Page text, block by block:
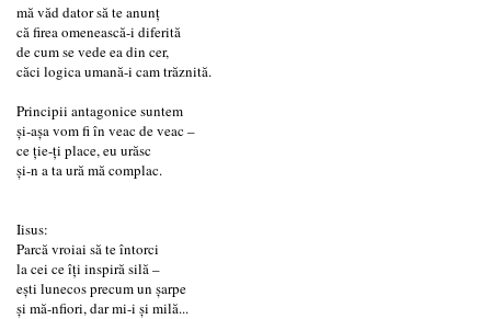
mă văd dator să te anunţ
că firea omenească-i diferită
de cum se vede ea din cer,
căci logica umană-i cam trăznită.
Principii antagonice suntem
şi-aşa vom fi în veac de veac –
ce ţie-ţi place, eu urăsc
şi-n a ta ură mă complac.
Iisus:
Parcă vroiai să te întorci
la cei ce îţi inspiră silă –
eşti lunecos precum un şarpe
şi mă-nfiori, dar mi-i şi milă...